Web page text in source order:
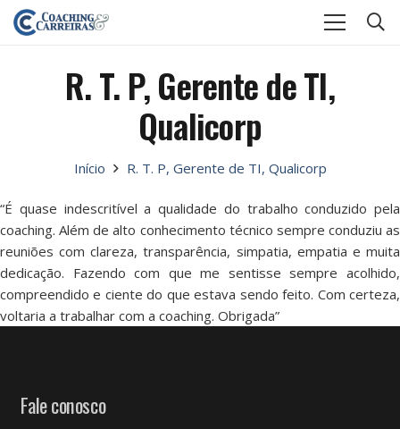
R. T. P, Gerente de TI,
Qualicorp
Início R. T. P, Gerente de TI, Qualicorp
“É quase indescritível a qualidade do trabalho conduzido pela
coaching. Além de alto conhecimento técnico sempre conduziu as
reuniões com clareza, transparência, simpatia, empatia e muita
dedicação. Fazendo com que me sentisse sempre acolhido,
compreendido e ciente do que estava sendo feito. Com certeza,
voltaria a trabalhar com a coaching. Obrigada”
Fale conosco